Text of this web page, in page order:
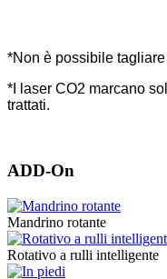
*Non è possibile
*I laser CO2 marcano
trattati.
ADD-On
Mandrino rotante
Rotativo a rulli intelligente